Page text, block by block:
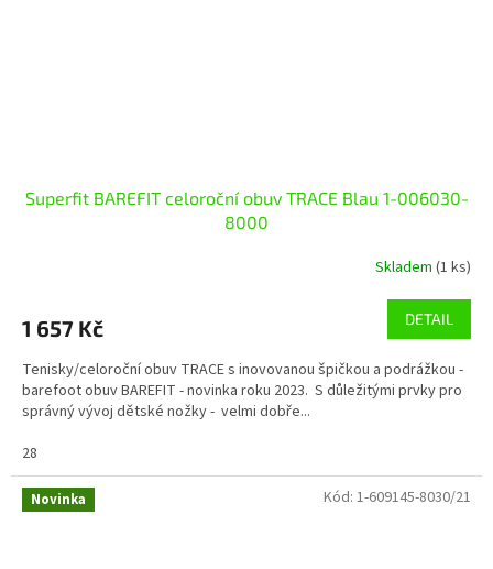
Superfit BAREFIT celoroční obuv TRACE Blau 1-006030-
8000
Skladem (1 ks)
1 657 Kč DETAIL
Tenisky/celoroční obuv TRACE s inovovanou špičkou a podrážkou -
barefoot obuv BAREFIT - novinka roku 2023. S důležitými prvky pro
správný vývoj dětské nožky - velmi dobře...
28
Novinka Kód: 1-609145-8030/21